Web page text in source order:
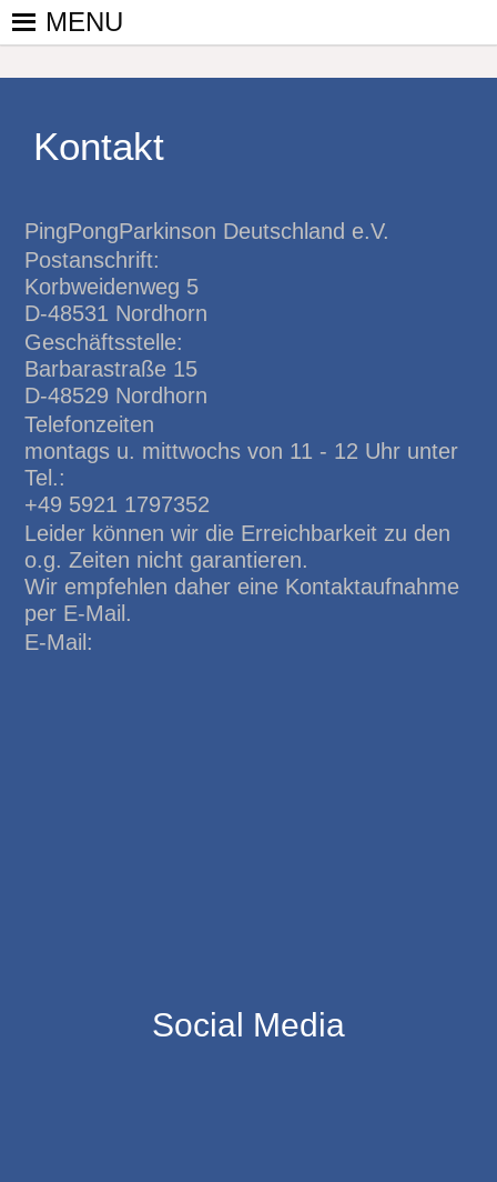
Skip
PINGPONGPARKINSON
ist der
bundesweite
von
kooperierenden
der sich – mit dem
Mittel Tischtennis
– überwiegend
ehrenamtlich um
Personen mit
Parkinson und
deren Angehörige
kümmert.
MENU
Kontakt
PingPongParkinson Deutschland e.V.
Postanschrift:
Korbweidenweg 5
D-48531 Nordhorn
Geschäftsstelle:
Barbarastraße 15
D-48529 Nordhorn
Telefonzeiten
montags u. mittwochs von 11 - 12 Uhr unter
Tel.:
+49 5921 1797352
Leider können wir die Erreichbarkeit zu den
o.g. Zeiten nicht garantieren.
Wir empfehlen daher eine Kontaktaufnahme
per E-Mail.
E-Mail:
Social Media